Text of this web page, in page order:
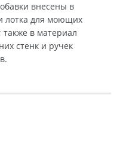
внесены в
лотка для моющих
в материал
стенк и ручек